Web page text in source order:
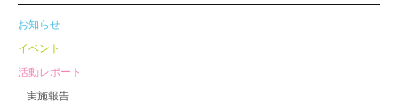
お知らせ
イベント
活動レポート
実施報告